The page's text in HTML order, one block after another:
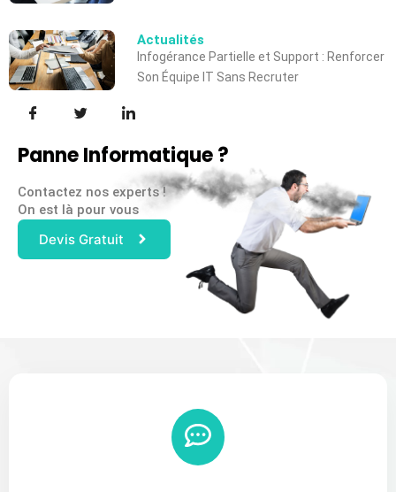
Actualités
Infogérance Partielle et Support : Renforcer
Son Équipe IT Sans Recruter
Panne Informatique ?
Contactez nos experts !
On est là pour vous
Devis Gratuit